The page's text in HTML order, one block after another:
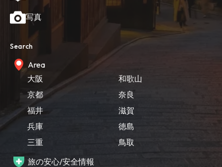
写真
Search
Area
大阪
京都
福井
兵庫
三重
和歌山
奈良
滋賀
徳島
鳥取
旅の安心/安全情報